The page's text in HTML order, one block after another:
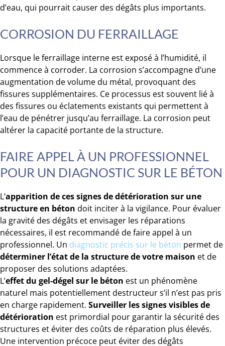
d’eau, qui pourrait causer des dégâts plus importants.
CORROSION DU FERRAILLAGE
Lorsque le ferraillage interne est exposé à l’humidité, il
commence à corroder. La corrosion s’accompagne d’une
augmentation de volume du métal, provoquant des
fissures supplémentaires. Ce processus est souvent lié à
des fissures ou éclatements existants qui permettent à
l’eau de pénétrer jusqu’au ferraillage. La corrosion peut
altérer la capacité portante de la structure.
FAIRE APPEL À UN PROFESSIONNEL
POUR UN DIAGNOSTIC SUR LE BÉTON
L’apparition de ces signes de détérioration sur une
structure en béton doit inciter à la vigilance. Pour évaluer
la gravité des dégâts et envisager les réparations
nécessaires, il est recommandé de faire appel à un
professionnel. Un diagnostic précis sur le béton permet de
déterminer l’état de la structure de votre maison et de
proposer des solutions adaptées.
L’effet du gel-dégel sur le béton est un phénomène
naturel mais potentiellement destructeur s’il n’est pas pris
en charge rapidement. Surveiller les signes visibles de
détérioration est primordial pour garantir la sécurité des
structures et éviter des coûts de réparation plus élevés.
Une intervention précoce peut éviter des dégâts